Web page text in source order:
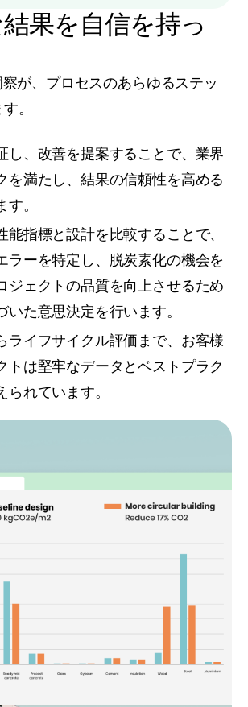
果を自信を持っ
が、プロセスのあらゆるステッ
。
し、改善を提案することで、業界
を満たし、結果の信頼性を高める
。
能指標と設計を比較することで、
ラーを特定し、脱炭素化の機会を
ジェクトの品質を向上させるため
いた意思決定を行います。
ライフサイクル評価まで、お客様
トは堅牢なデータとベストプラク
られています。